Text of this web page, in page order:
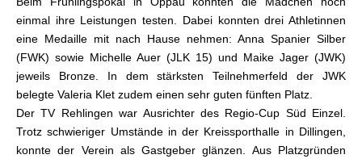
einmal ihre Leistungen testen. Dabei konnten drei Athletinnen
eine Medaille mit nach Hause nehmen: Anna Spanier Silber
(FWK) sowie Michelle Auer (JLK 15) und Maike Jager (JWK)
jeweils Bronze. In dem stärksten Teilnehmerfeld der JWK
belegte Valeria Klet zudem einen sehr guten fünften Platz.
Der TV Rehlingen war Ausrichter des Regio-Cup Süd Einzel.
Trotz schwieriger Umstände in der Kreissporthalle in Dillingen,
konnte der Verein als Gastgeber glänzen. Aus Platzgründen